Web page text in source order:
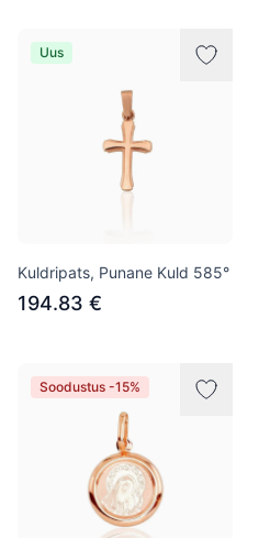
Uus
Kuldripats, Punane Kuld 585°
194.83 €
Soodustus -15%